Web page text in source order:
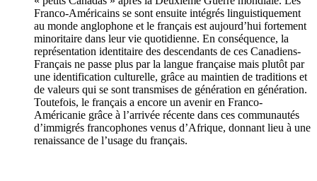
Franco-Américains se sont ensuite intégrés linguistiquement
au monde anglophone et le français est aujourd’hui fortement
minoritaire dans leur vie quotidienne. En conséquence, la
représentation identitaire des descendants de ces Canadiens-
Français ne passe plus par la langue française mais plutôt par
une identification culturelle, grâce au maintien de traditions et
de valeurs qui se sont transmises de génération en génération.
Toutefois, le français a encore un avenir en Franco-
Américanie grâce à l’arrivée récente dans ces communautés
d’immigrés francophones venus d’Afrique, donnant lieu à une
renaissance de l’usage du français.